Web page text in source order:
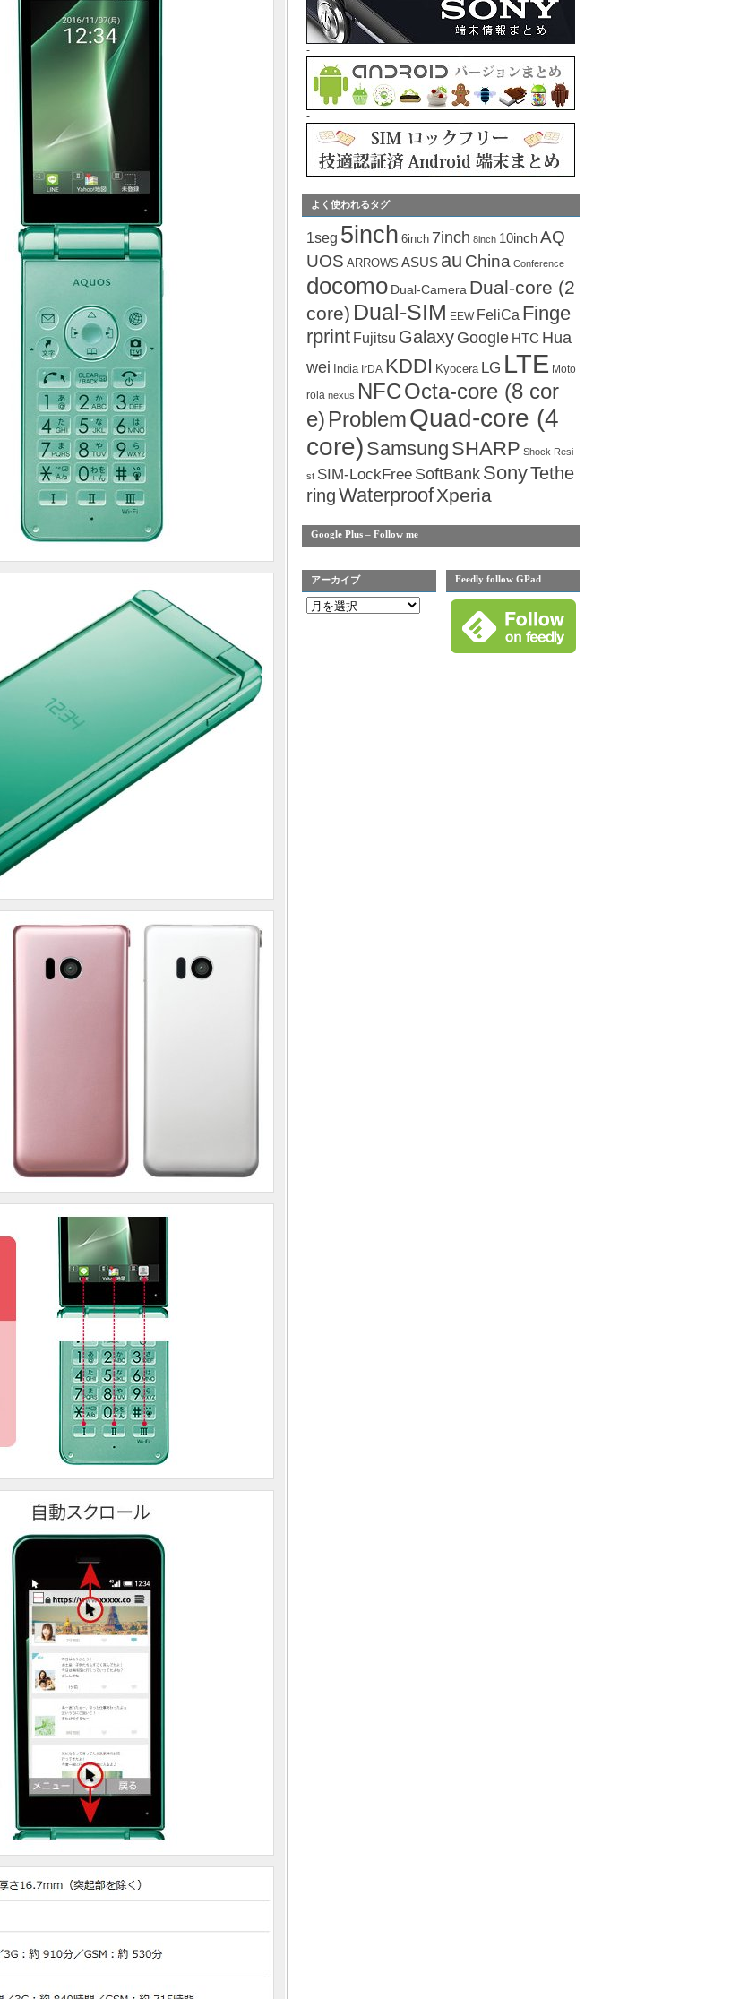
-
-
よく使われるタグ
1seg 5inch 6inch 7inch 8inch 10inchAQ
UOS ARROWS ASUS au China Conference
docomo Dual-Camera Dual-core (2
core) Dual-SIM EEW FeliCa Finge
rprint Fujitsu Galaxy Google HTC Hua
wei India IrDA KDDI Kyocera LG LTE Moto
rola nexus NFCOcta-core (8 cor
e) ProblemQuad-core (4
core) Samsung SHARP Shock Resi
st SIM-LockFree SoftBank SonyTethe
ringWaterproofXperia
Google Plus – Follow me
アーカイブ Feedly follow GPad